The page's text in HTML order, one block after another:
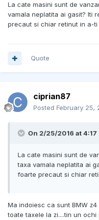
La cate masini sunt de
vamala neplatita ai gasit? Iti
precaut si chiar retinut in a-
Quote
ciprian87
Posted February 25,
On 2/25/2016 at
La cate masini sunt de
taxa vamala neplatita ai
foarte precaut si chiar
Ma indoiesc ca sunt BMW
toate taxele la zi....tin un